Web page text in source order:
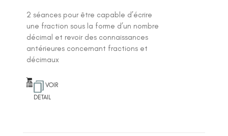
2 séances pour être capable d’écrire
une fraction sous la forme d’un nombre
décimal et revoir des connaissances
antérieures concernant fractions et
décimaux
VOIR
DETAIL